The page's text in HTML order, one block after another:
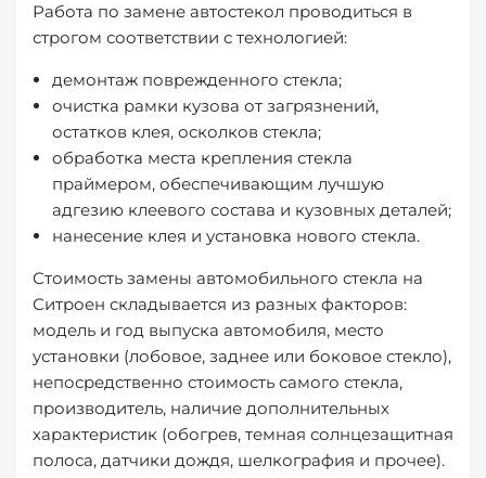
Работа по замене автостекол проводиться в
строгом соответствии с технологией:
демонтаж поврежденного стекла;
очистка рамки кузова от загрязнений,
остатков клея, осколков стекла;
обработка места крепления стекла
праймером, обеспечивающим лучшую
адгезию клеевого состава и кузовных деталей;
нанесение клея и установка нового стекла.
Стоимость замены автомобильного стекла на
Ситроен складывается из разных факторов:
модель и год выпуска автомобиля, место
установки (лобовое, заднее или боковое стекло),
непосредственно стоимость самого стекла,
производитель, наличие дополнительных
характеристик (обогрев, темная солнцезащитная
полоса, датчики дождя, шелкография и прочее).